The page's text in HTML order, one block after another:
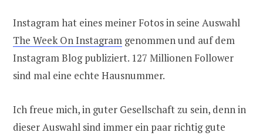
Instagram hat eines meiner Fotos in seine Auswahl
The Week On Instagram genommen und auf dem
Instagram Blog publiziert. 127 Millionen Follower
sind mal eine echte Hausnummer.
Ich freue mich, in guter Gesellschaft zu sein, denn in
dieser Auswahl sind immer ein paar richtig gute